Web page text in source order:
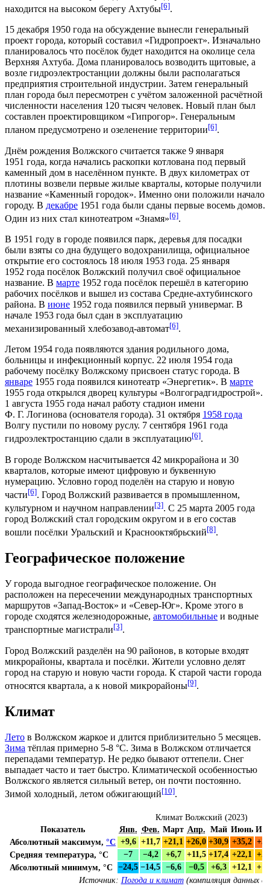
находится на высоком берегу Ахтубы[6].
15 декабря 1950 года на обсуждение вынесли генеральный
проект города, который составил «Гидропроект». Изначально
планировалось что посёлок будет находится на околице села
Верхняя Ахтуба. Дома планировалось возводить щитовые, а
возле гидроэлектростанции должны были располагаться
предприятия строительной индустрии. Затем генеральный
план города был пересмотрен с учётом заложенной расчётной
численности населения 120 тысяч человек. Новый план был
составлен проектировщиком «Гипрогор». Генеральным
планом предусмотрено и озеленение территории[6].
Днём рождения Волжского считается также 9 января
1951 года, когда начались раскопки котлована под первый
каменный дом в населённом пункте. В двух километрах от
плотины возвели первые жилые кварталы, которые получили
название «Каменный городок». Именно они положили начало
городу. В декабре 1951 года были сданы первые восемь домов.
Один из них стал кинотеатром «Знамя»[6].
В 1951 году в городе появился парк, деревья для посадки
были взяты со дна будущего водохранилища, официальное
открытие его состоялось 18 июля 1953 года. 25 января
1952 года посёлок Волжский получил своё официальное
название. В марте 1952 года посёлок перешёл в категорию
рабочих посёлков и вышел из состава Средне-ахтубинского
района. В июне 1952 года появился первый универмаг. В
начале 1953 года был сдан в эксплуатацию
механизированный хлебозавод-автомат[6].
Летом 1954 года появляются здания родильного дома,
больницы и инфекционный корпус. 22 июля 1954 года
рабочему посёлку Волжскому присвоен статус города. В
январе 1955 года появился кинотеатр «Энергетик». В марте
1955 года открылся дворец культуры «Волгоградгидрострой».
1 августа 1955 года начал работу стадион имени
Ф. Г. Логинова (основателя города). 31 октября 1958 года
Волгу пустили по новому руслу. 7 сентября 1961 года
гидроэлектростанцию сдали в эксплуатацию[6].
В городе Волжском насчитывается 42 микрорайона и 30
кварталов, которые имеют цифровую и буквенную
нумерацию. Условно город поделён на старую и новую
части[6]. Город Волжский развивается в промышленном,
культурном и научном направлении[3]. С 25 марта 2005 года
город Волжский стал городским округом и в его состав
вошли посёлки Уральский и Краснооктябрьский[8].
Географическое положение
У города выгодное географическое положение. Он
расположен на пересечении международных транспортных
маршрутов «Запад-Восток» и «Север-Юг». Кроме этого в
городе сходятся железнодорожные, автомобильные и водные
транспортные магистрали[3].
Город Волжский разделён на 90 районов, в которые входят
микрорайоны, квартала и посёлки. Жители условно делят
город на старую и новую части города. К старой части города
относятся квартала, а к новой микрорайоны[9].
Климат
Лето в Волжском жаркое и длится приблизительно 5 месяцев.
Зима тёплая примерно 5-8 °С. Зима в Волжском отличается
перепадами температур. Не редко бывают оттепели. Снег
выпадает часто и тает быстро. Климатической особенностью
Волжского является сильный ветер, он почти постоянно.
Зимой холодный, летом обжигающий[10].
Климат Волжский (2023)
Показатель
Янв. Фев. Март Апр. Май Июнь
Абсолютный максимум, °C +9,6 +11,7 +21,1 +26,0 +30,9 +35,2
Средняя температура, °C −7 −4,2 +6,7 +11,5 +17,4 +22,1
Абсолютный минимум, °C −24,5 −14,5 −6,6 −0,5 +6,3 +12,1
Источник: Погода и климат(компиляция данных с